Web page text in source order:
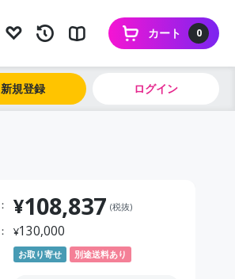
0
カート
新規登録 ログイン
¥108,837 (税抜)
¥130,000
お取り寄せ 別途送料あり